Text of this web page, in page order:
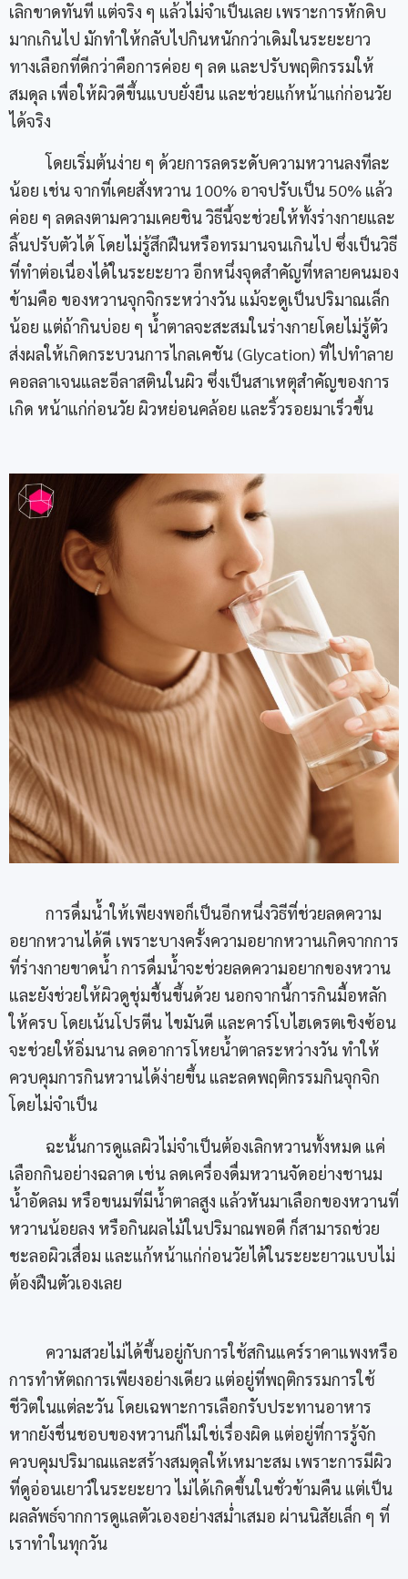
เลิกขาดทันที แต่จริง ๆ แล้วไม่จำเป็นเลย เพราะการหักดิบ
มากเกินไป มักทำให้กลับไปกินหนักกว่าเดิมในระยะยาว
ทางเลือกที่ดีกว่าคือการค่อย ๆ ลด และปรับพฤติกรรมให้
สมดุล เพื่อให้ผิวดีขึ้นแบบยั่งยืน และช่วยแก้หน้าแก่ก่อนวัย
ได้จริง
โดยเริ่มต้นง่าย ๆ ด้วยการลดระดับความหวานลงทีละ
น้อย เช่น จากที่เคยสั่งหวาน 100% อาจปรับเป็น 50% แล้ว
ค่อย ๆ ลดลงตามความเคยชิน วิธีนี้จะช่วยให้ทั้งร่างกายและ
ลิ้นปรับตัวได้ โดยไม่รู้สึกฝืนหรือทรมานจนเกินไป ซึ่งเป็นวิธี
ที่ทำต่อเนื่องได้ในระยะยาว อีกหนึ่งจุดสำคัญที่หลายคนมอง
ข้ามคือ ของหวานจุกจิกระหว่างวัน แม้จะดูเป็นปริมาณเล็ก
น้อย แต่ถ้ากินบ่อย ๆ น้ำตาลจะสะสมในร่างกายโดยไม่รู้ตัว
ส่งผลให้เกิดกระบวนการไกลเคชัน (Glycation) ที่ไปทำลาย
คอลลาเจนและอีลาสตินในผิว ซึ่งเป็นสาเหตุสำคัญของการ
เกิด หน้าแก่ก่อนวัย ผิวหย่อนคล้อย และริ้วรอยมาเร็วขึ้น
การดื่มน้ำให้เพียงพอก็เป็นอีกหนึ่งวิธีที่ช่วยลดความ
อยากหวานได้ดี เพราะบางครั้งความอยากหวานเกิดจากการ
ที่ร่างกายขาดน้ำ การดื่มน้ำจะช่วยลดความอยากของหวาน
และยังช่วยให้ผิวดูชุ่มชื้นขึ้นด้วย นอกจากนี้การกินมื้อหลัก
ให้ครบ โดยเน้นโปรตีน ไขมันดี และคาร์โบไฮเดรตเชิงซ้อน
จะช่วยให้อิ่มนาน ลดอาการโหยน้ำตาลระหว่างวัน ทำให้
ควบคุมการกินหวานได้ง่ายขึ้น และลดพฤติกรรมกินจุกจิก
โดยไม่จำเป็น
ฉะนั้นการดูแลผิวไม่จำเป็นต้องเลิกหวานทั้งหมด แค่
เลือกกินอย่างฉลาด เช่น ลดเครื่องดื่มหวานจัดอย่างชานม
น้ำอัดลม หรือขนมที่มีน้ำตาลสูง แล้วหันมาเลือกของหวานที่
หวานน้อยลง หรือกินผลไม้ในปริมาณพอดี ก็สามารถช่วย
ชะลอผิวเสื่อม และแก้หน้าแก่ก่อนวัยได้ในระยะยาวแบบไม่
ต้องฝืนตัวเองเลย
ความสวยไม่ได้ขึ้นอยู่กับการใช้สกินแคร์ราคาแพงหรือ
การทำหัตถการเพียงอย่างเดียว แต่อยู่ที่พฤติกรรมการใช้
ชีวิตในแต่ละวัน โดยเฉพาะการเลือกรับประทานอาหาร
หากยังชื่นชอบของหวานก็ไม่ใช่เรื่องผิด แต่อยู่ที่การรู้จัก
ควบคุมปริมาณและสร้างสมดุลให้เหมาะสม เพราะการมีผิว
ที่ดูอ่อนเยาว์ในระยะยาว ไม่ได้เกิดขึ้นในชั่วข้ามคืน แต่เป็น
ผลลัพธ์จากการดูแลตัวเองอย่างสม่ำเสมอ ผ่านนิสัยเล็ก ๆ ที่
เราทำในทุกวัน